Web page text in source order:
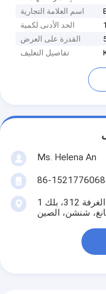
اسم العلامة التجارية
الحد الأدنى لكمية
القدرة على العرض
تفاصيل التغليف
Ms. Helena An
86-
الغرفة 312، بلك 1، Zhenxingyungu، لا.233، شارع بولونغ،
شنشن، الصين